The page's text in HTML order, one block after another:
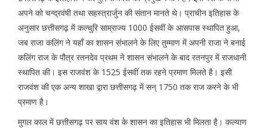
अपने को चन्द्रवंषी तथा सहस्त्रार्जुन की संतान मानते थे। प्राचीन इतिहास के
अनुसार छत्तीसगढ़ में कल्चुरि साम्राज्य 1000 ईसवीं के आसपास स्थापित हुआ,
जब राजा कलिंग ने यहाँ का शासन संभालने के लिए तुम्माण में अपनी राजा ने बनाई
कलिंग राज के पौत्र रतनदेव प्रथम ने शासन संभालने के बाद रतनपुर में राजधानी
स्थापित की। इस राजवंश के 1525 ईसवीं तक रहने प्रमाण मिलते है। इसी
राजवंश की एक अन्य शाखा द्वारा छत्तीसगढ़ में सन् 1750 तक राज करने के भी
प्रमाण है।
मुगल काल में छत्तीसगढ़ पर साय वंश के शासन का इतिहास भी मिलता है। कल्याण